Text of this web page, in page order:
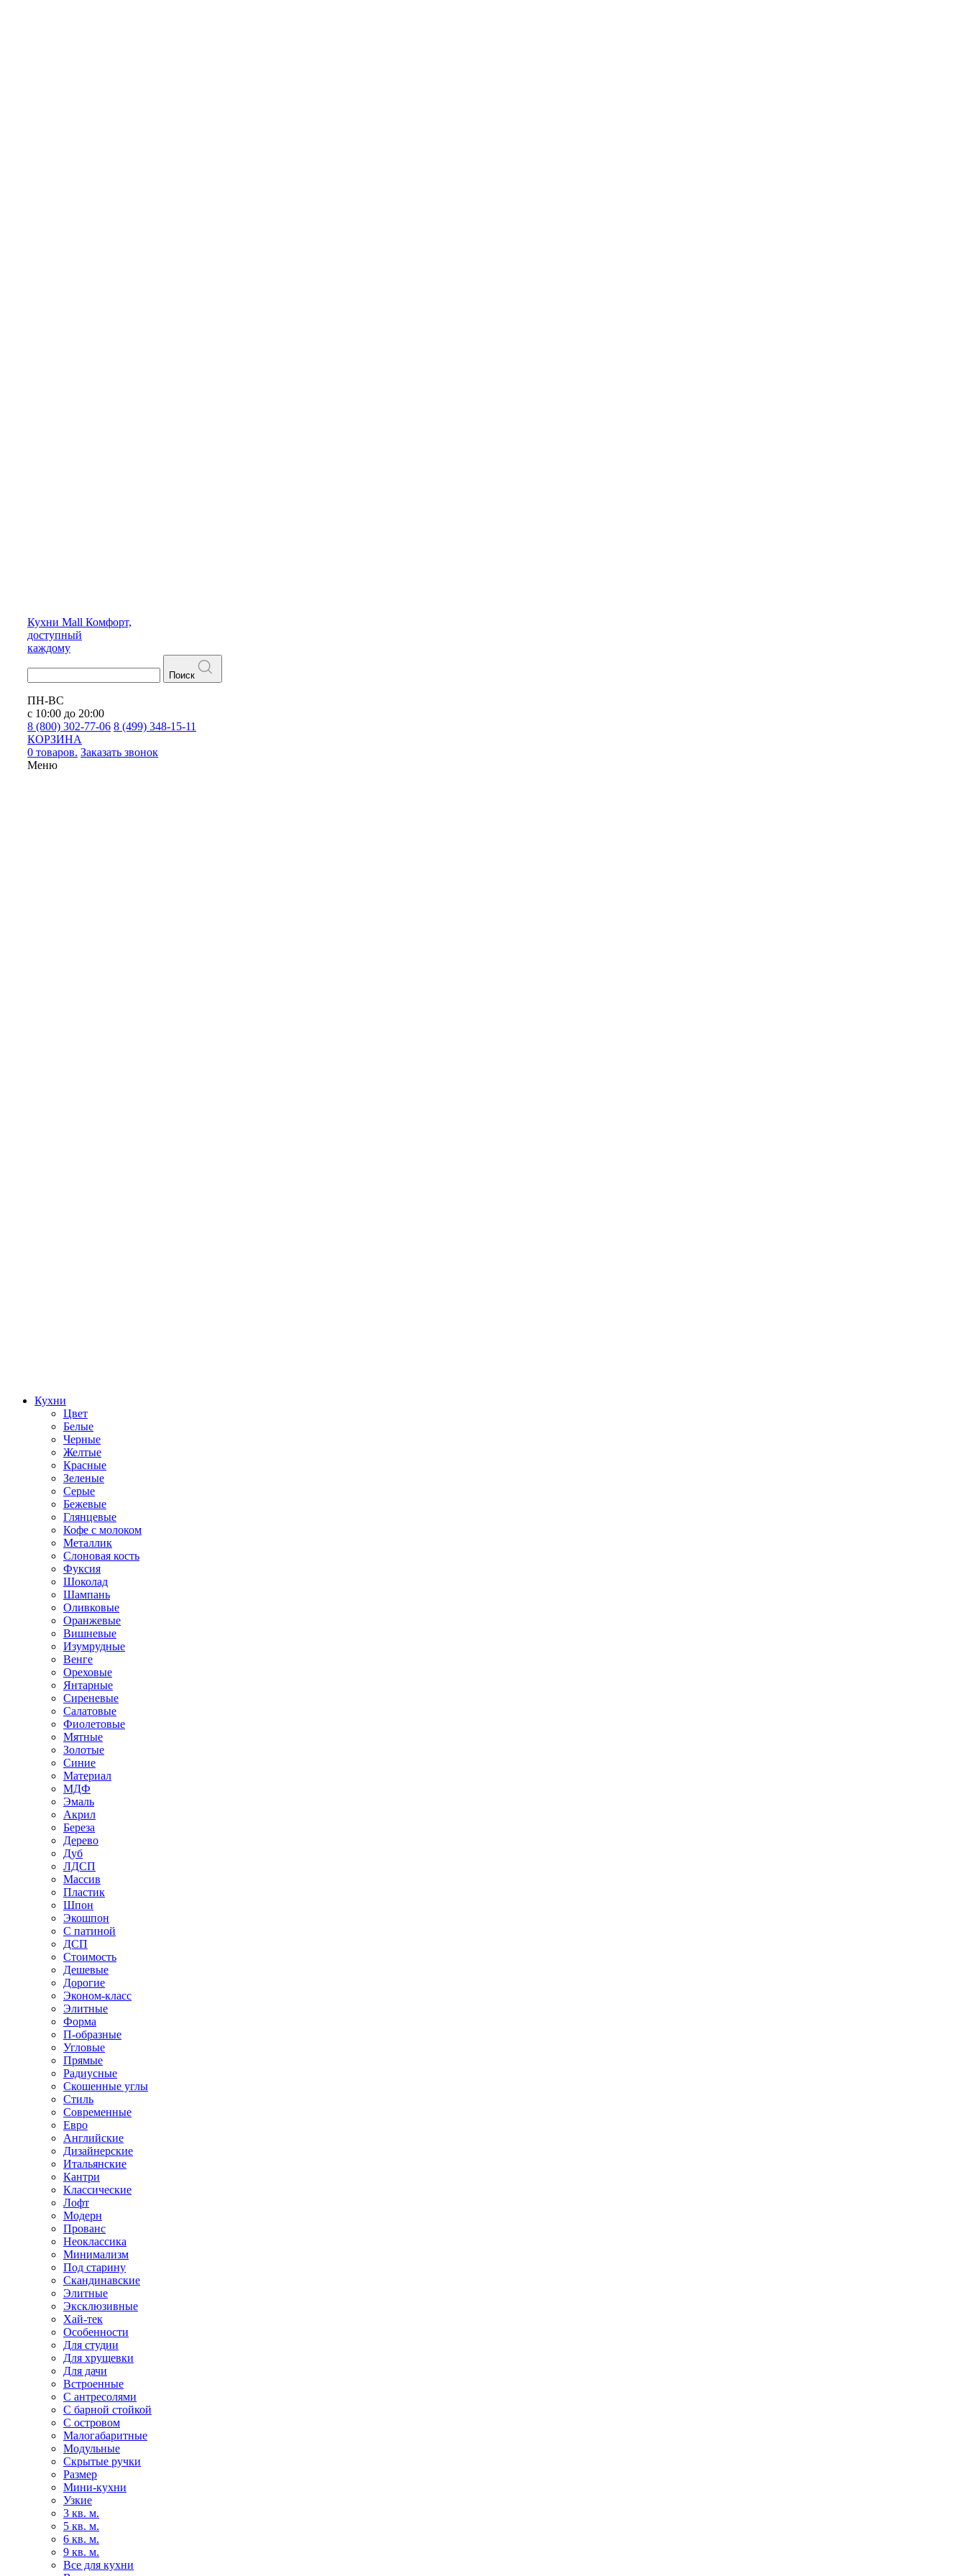
Кухни Mall Комфорт,
доступный
каждому
Поиск
ПН-ВС
с 10:00 до 20:00
8 (800) 302-77-06 8 (499) 348-15-11
КОРЗИНА
0 товаров. Заказать звонок
Меню
Кухни
Цвет
Белые
Черные
Желтые
Красные
Зеленые
Серые
Бежевые
Глянцевые
Кофе с молоком
Металлик
Слоновая кость
Фуксия
Шоколад
Шампань
Оливковые
Оранжевые
Вишневые
Изумрудные
Венге
Ореховые
Янтарные
Сиреневые
Салатовые
Фиолетовые
Мятные
Золотые
Синие
Материал
МДФ
Эмаль
Акрил
Береза
Дерево
Дуб
ЛДСП
Массив
Пластик
Шпон
Экошпон
С патиной
ДСП
Стоимость
Дешевые
Дорогие
Эконом-класс
Элитные
Форма
П-образные
Угловые
Прямые
Радиусные
Скошенные углы
Стиль
Современные
Евро
Английские
Дизайнерские
Итальянские
Кантри
Классические
Лофт
Модерн
Прованс
Неоклассика
Минимализм
Под старину
Скандинавские
Элитные
Эксклюзивные
Хай-тек
Особенности
Для студии
Для хрущевки
Для дачи
Встроенные
С антресолями
С барной стойкой
С островом
Малогабаритные
Модульные
Скрытые ручки
Размер
Мини-кухни
Узкие
3 кв. м.
5 кв. м.
6 кв. м.
9 кв. м.
Все для кухни